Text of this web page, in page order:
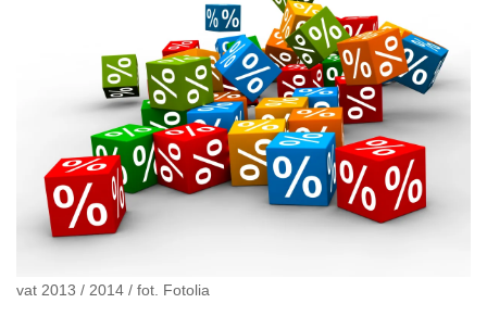
vat 2013 / 2014 / fot. Fotolia